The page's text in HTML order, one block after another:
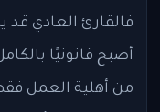
أصبح قانونيًا
من أهلية العمل